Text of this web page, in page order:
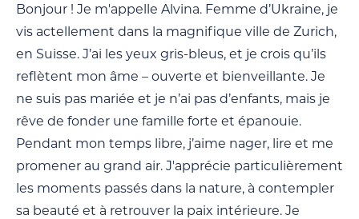
Bonjour ! Je m'appelle Alvina. Femme d’Ukraine, je
vis actellement dans la magnifique ville de Zurich,
en Suisse. J’ai les yeux gris-bleus, et je crois qu’ils
reflètent mon âme – ouverte et bienveillante. Je
ne suis pas mariée et je n’ai pas d’enfants, mais je
rêve de fonder une famille forte et épanouie.
Pendant mon temps libre, j’aime nager, lire et me
promener au grand air. J'apprécie particulièrement
les moments passés dans la nature, à contempler
sa beauté et à retrouver la paix intérieure. Je